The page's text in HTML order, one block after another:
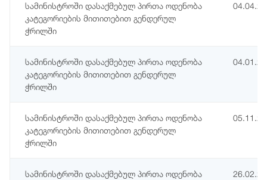
სამინისტროში დასაქმებულ პირთა ოდენობა
კატეგორიების მითითებით გენდერულ
ჭრილში
სამინისტროში დასაქმებულ პირთა ოდენობა
კატეგორიების მითითებით გენდერულ
ჭრილში
სამინისტროში დასაქმებულ პირთა ოდენობა
კატეგორიების მითითებით გენდერულ
ჭრილში
სამინისტროში დასაქმებულ პირთა ოდენობა